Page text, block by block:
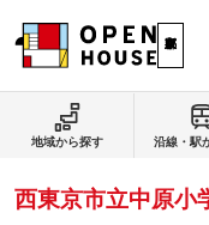
地域から探す 沿線・駅
西東京市立中原小